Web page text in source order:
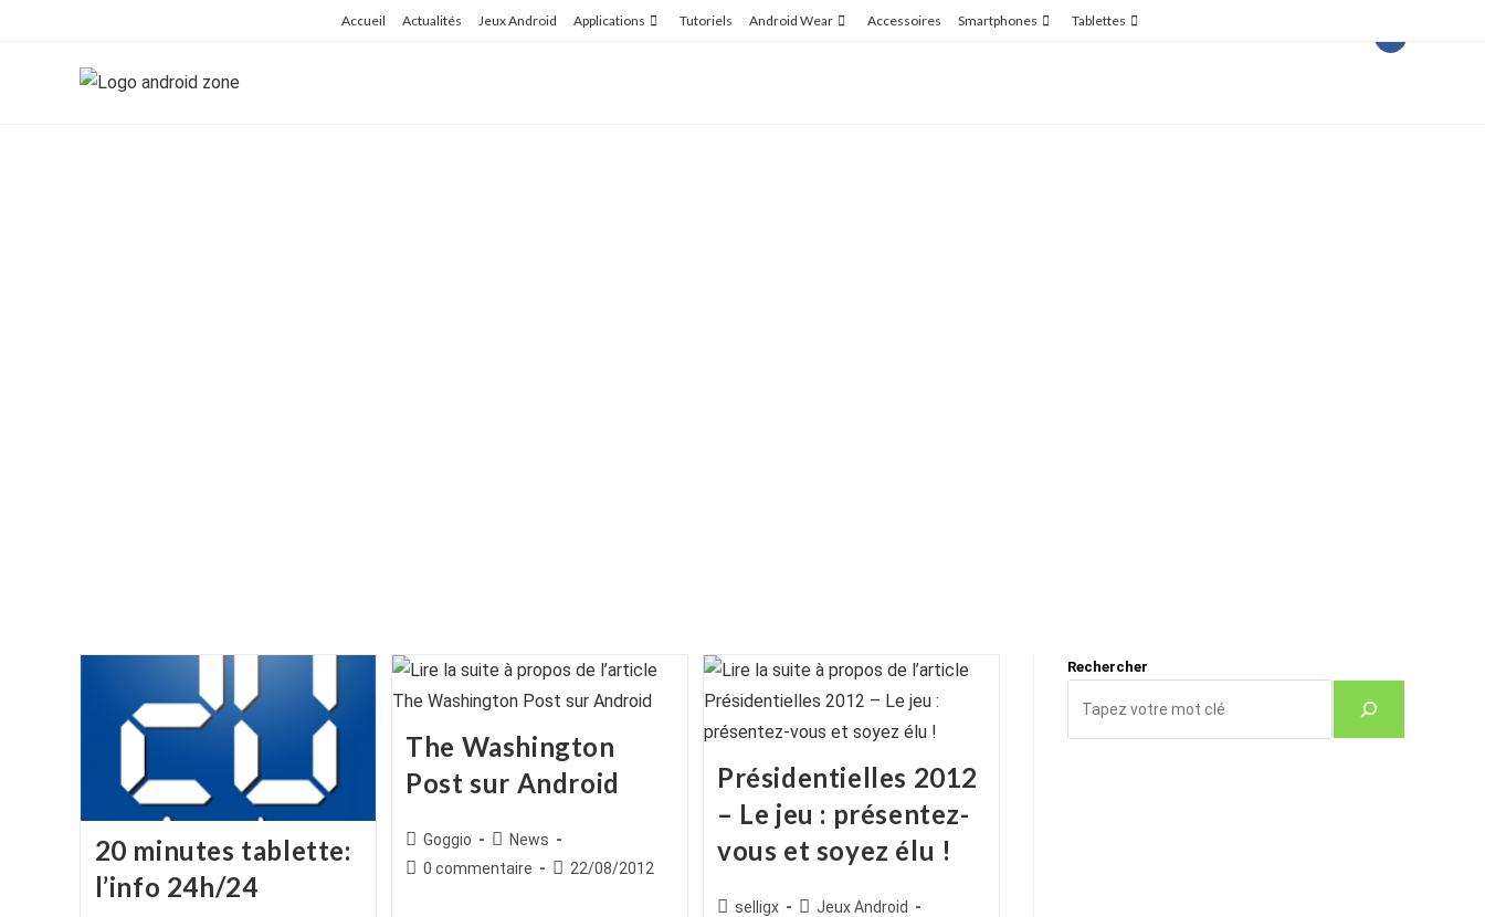
Accueil Actualités Jeux Android Applications Tutoriels Android Wear Accessoires Smartphones Tablettes
20 minutes tablette:
l’info 24h/24
The Washington
Post sur Android
Auteur/autrice
de
Goggio
Post
category:
News
Commentaires
0 commentaire
Publication
22/08/2012
Présidentielles 2012
– Le jeu : présentez-
vous et soyez élu !
Auteur/autrice
selligx
PostJeux Android
Rechercher